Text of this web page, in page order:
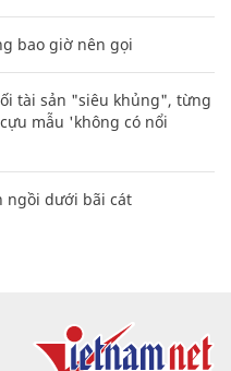
bao giờ nên gọi
tài sản "siêu khủng", từng
mẫu 'không có nổi
ngồi dưới bãi cát